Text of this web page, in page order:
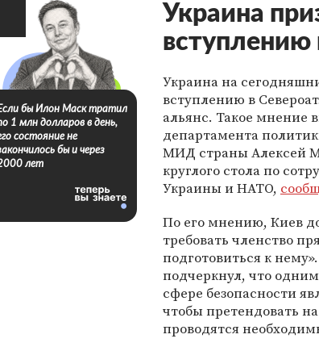
Украина
Украина на
вступлению в
альянс. Такое мнение
департамента
МИД страны Алексей
круглого стола по
Украины и НАТО,
По его мнению, Киев
требовать членство
подготовиться к
подчеркнул, что
сфере безопасности
чтобы претендовать
проводятся
бы Илон Маск тратил
1 млн долларов в день,
состояние не
бы и через
лет